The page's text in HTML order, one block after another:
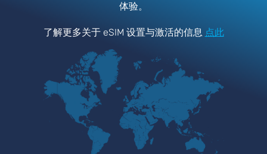
体验。
了解更多关于 eSIM 设置与激活的信息 点此